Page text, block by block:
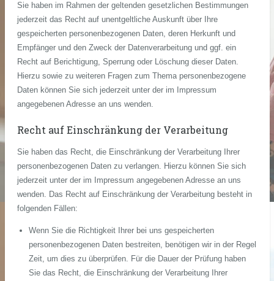
Sie haben im Rahmen der geltenden gesetzlichen Bestimmungen
jederzeit das Recht auf unentgeltliche Auskunft über Ihre
gespeicherten personenbezogenen Daten, deren Herkunft und
Empfänger und den Zweck der Datenverarbeitung und ggf. ein
Recht auf Berichtigung, Sperrung oder Löschung dieser Daten.
Hierzu sowie zu weiteren Fragen zum Thema personenbezogene
Daten können Sie sich jederzeit unter der im Impressum
angegebenen Adresse an uns wenden.
Recht auf Einschränkung der Verarbeitung
Sie haben das Recht, die Einschränkung der Verarbeitung Ihrer
personenbezogenen Daten zu verlangen. Hierzu können Sie sich
jederzeit unter der im Impressum angegebenen Adresse an uns
wenden. Das Recht auf Einschränkung der Verarbeitung besteht in
folgenden Fällen:
Wenn Sie die Richtigkeit Ihrer bei uns gespeicherten
personenbezogenen Daten bestreiten, benötigen wir in der Regel
Zeit, um dies zu überprüfen. Für die Dauer der Prüfung haben
Sie das Recht, die Einschränkung der Verarbeitung Ihrer